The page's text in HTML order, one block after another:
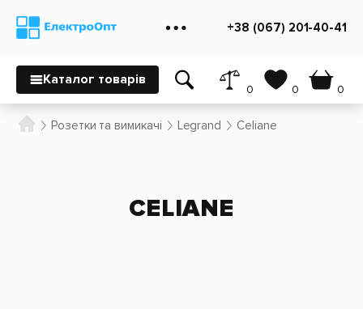
+38 (067) 201-40-41
Каталог товарів
0 0 0
Розетки та вимикачі Legrand Celiane
CELIANE